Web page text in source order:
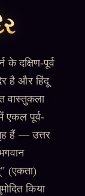
के दक्षिण-पूर्व
है और हिंदू
वास्तुकला
एकल पूर्व-
हैं — उत्तर
(एकता)
किया